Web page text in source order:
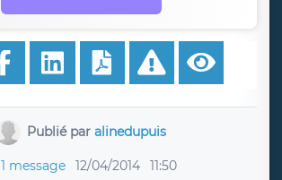
Publié paralinedupuis
1 message 12/04/2014 11:50